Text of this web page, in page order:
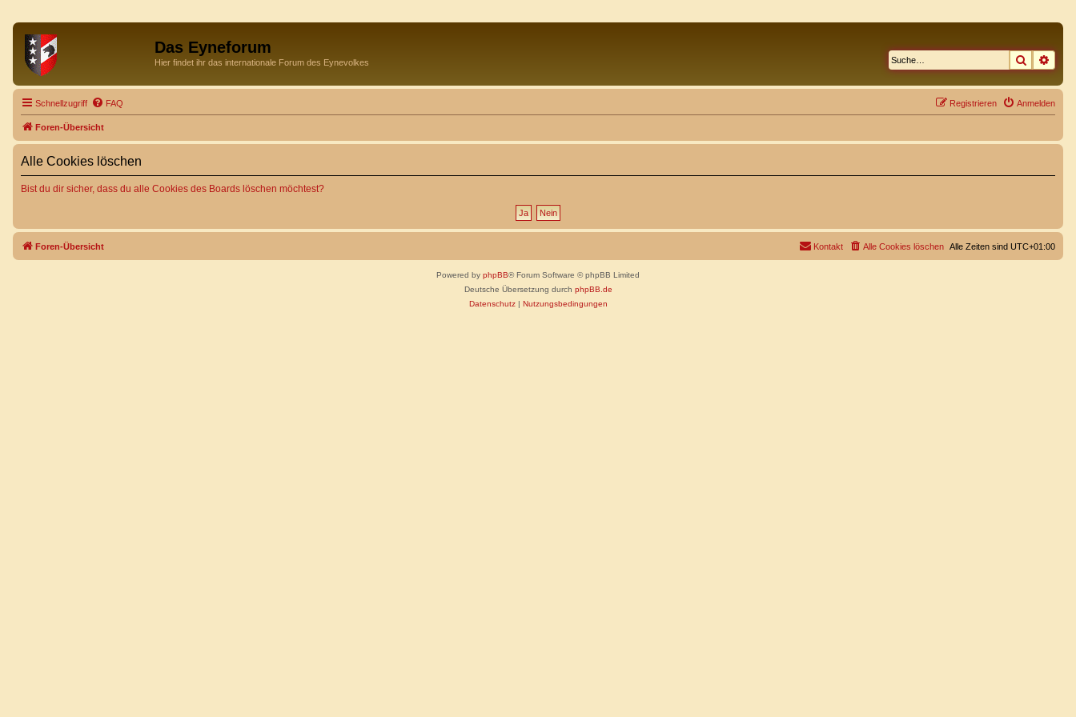
Das Eyneforum
Hier findet ihr das internationale Forum des Eynevolkes Suche
Schnellzugriff FAQ Anmelden
Registrieren
Foren-Übersicht
Alle Cookies löschen
Bist du dir sicher, dass du alle Cookies des Boards löschen möchtest?
Foren-Übersicht Alle Zeiten sind UTC+01:00
Alle Cookies löschen
Kontakt
Powered by phpBB® Forum Software © phpBB Limited
Deutsche Übersetzung durch phpBB.de
Datenschutz| Nutzungsbedingungen